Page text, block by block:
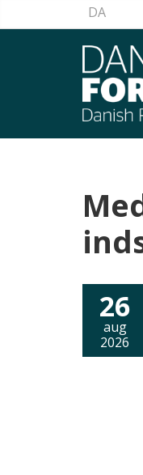
DA
26
aug
2026